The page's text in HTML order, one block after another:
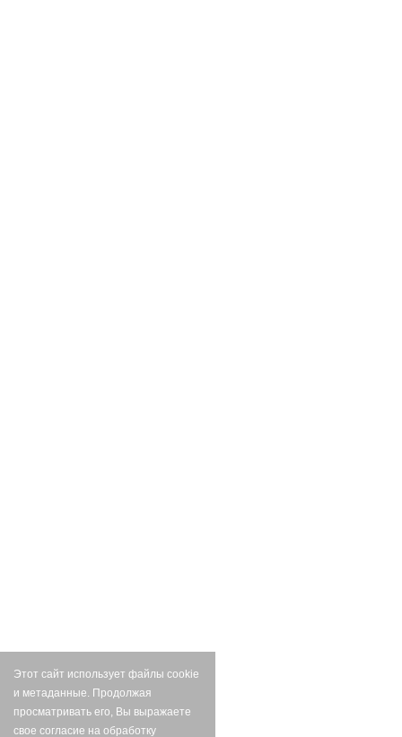
Этот сайт использует файлы cookie
и метаданные. Продолжая
просматривать его, Вы выражаете
свое согласие на обработку